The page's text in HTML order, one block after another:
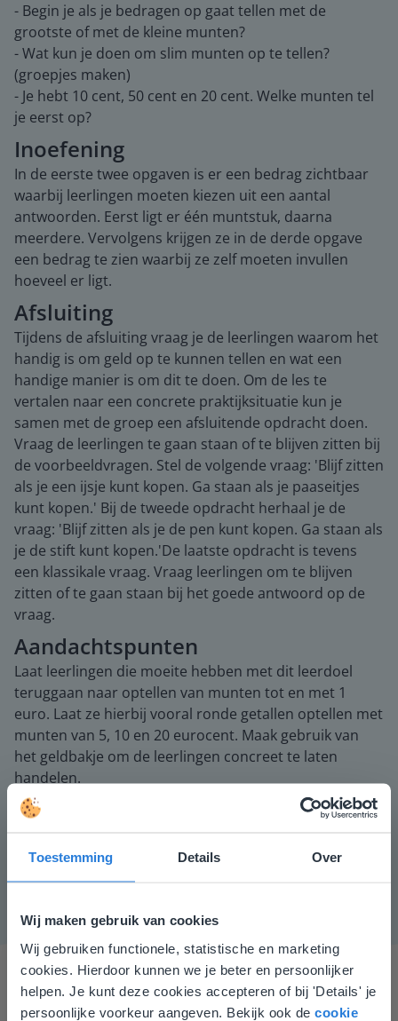
Toestemming Details Over
Wij maken gebruik van cookies
Wij gebruiken functionele, statistische en marketing
cookies. Hierdoor kunnen we je beter en persoonlijker
helpen. Je kunt deze cookies accepteren of bij 'Details' je
persoonlijke voorkeur aangeven. Bekijk ook de cookie
- Begin je als je bedragen op gaat tellen met de
grootste of met de kleine munten?
- Wat kun je doen om slim munten op te tellen?
(groepjes maken)
- Je hebt 10 cent, 50 cent en 20 cent. Welke munten tel
je eerst op?
Inoefening
In de eerste twee opgaven is er een bedrag zichtbaar
waarbij leerlingen moeten kiezen uit een aantal
antwoorden. Eerst ligt er één muntstuk, daarna
meerdere. Vervolgens krijgen ze in de derde opgave
een bedrag te zien waarbij ze zelf moeten invullen
hoeveel er ligt.
Afsluiting
Tijdens de afsluiting vraag je de leerlingen waarom het
handig is om geld op te kunnen tellen en wat een
handige manier is om dit te doen. Om de les te
vertalen naar een concrete praktijksituatie kun je
samen met de groep een afsluitende opdracht doen.
Vraag de leerlingen te gaan staan of te blijven zitten bij
de voorbeeldvragen. Stel de volgende vraag: 'Blijf zitten
als je een ijsje kunt kopen. Ga staan als je paaseitjes
kunt kopen.' Bij de tweede opdracht herhaal je de
vraag: 'Blijf zitten als je de pen kunt kopen. Ga staan als
je de stift kunt kopen.'De laatste opdracht is tevens
een klassikale vraag. Vraag leerlingen om te blijven
zitten of te gaan staan bij het goede antwoord op de
vraag.
Aandachtspunten
Laat leerlingen die moeite hebben met dit leerdoel
teruggaan naar optellen van munten tot en met 1
euro. Laat ze hierbij vooral ronde getallen optellen met
munten van 5, 10 en 20 eurocent. Maak gebruik van
het geldbakje om de leerlingen concreet te laten
handelen.
Instructiemateriaal
Muntstukken van 1, 2, 5, 10, 20, 50 eurocent en 1 en 2
euro.
Deze website komt niet
overeen met je locatie